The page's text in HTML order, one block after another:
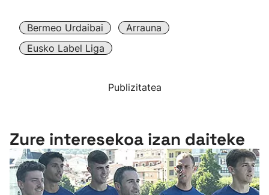
Bermeo Urdaibai
Arrauna
Eusko Label Liga
Publizitatea
Zure interesekoa izan daiteke